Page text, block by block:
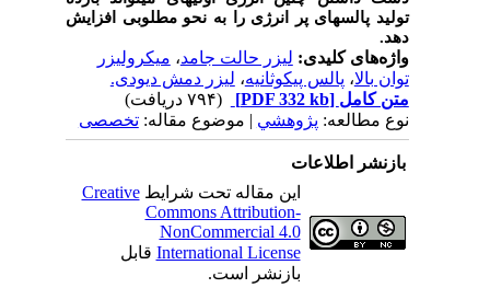
تولید پالس­های پر انرژی را به نحو مطلوبی افزایش
دهد.
واژه‌های کلیدی:لیزر حالت جامد،میکرولیزر
توان بالا،پالس پیکوثانیه،لیزر دمش دیودی.
متن کامل[PDF 332 kb]
نوع مطالعه:پژوهشي| موضوع مقاله:تخصصی
بازنشر اطلاعات
این مقاله تحت شرایطCreative
Commons Attribution-
NonCommercial 4.0
International Licenseقابل
بازنشر است.